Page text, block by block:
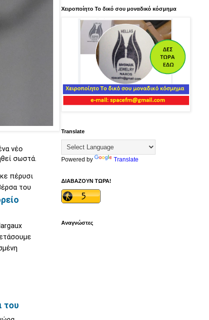
νέο
σωστά.
πέρυσι
του
του
Χειροποίητο Το δικό σου μοναδικό κόσμημα
Translate
Powered by Translate
ΔΙΑΒΑΖΟΥΝ ΤΩΡΑ!
Αναγνώστες